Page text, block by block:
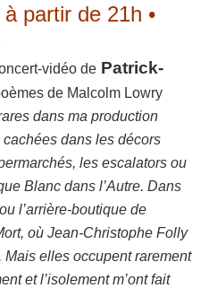
partir de 21h •
vidéo de Patrick-
de Malcolm Lowry
dans ma production
dans les décors
les escalators ou
Blanc dans l’Autre. Dans
l’arrière-boutique de
où Jean-Christophe Folly
Mais elles occupent rarement
et l’isolement m’ont fait